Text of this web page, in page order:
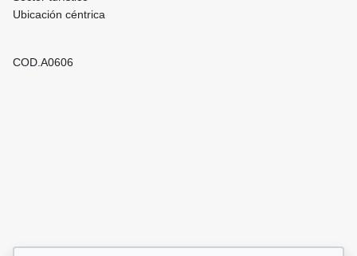
Ubicación céntrica
COD.A0606